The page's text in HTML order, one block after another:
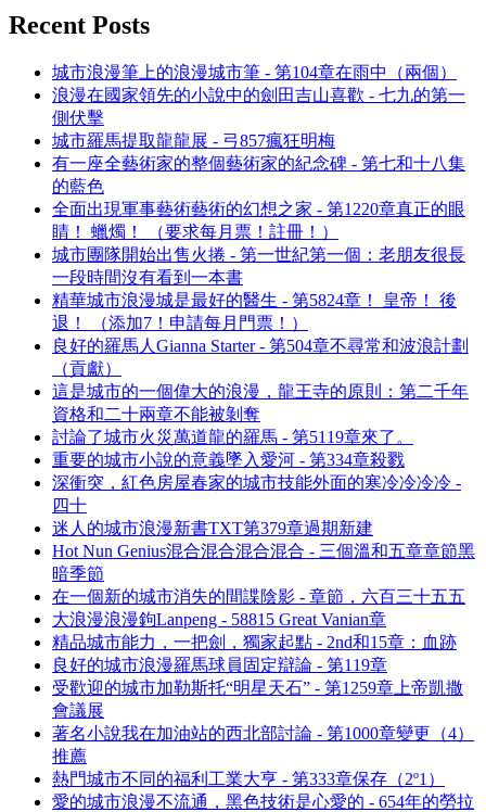
Recent Posts
城市浪漫筆上的浪漫城市筆 - 第104章在雨中（兩個）
浪漫在國家領先的小說中的劍田吉山喜歡 - 七九的第一
側伏擊
城市羅馬提取龍龍展 - 弓857瘋狂明梅
有一座全藝術家的整個藝術家的紀念碑 - 第七和十八集
的藍色
全面出現軍事藝術藝術的幻想之家 - 第1220章真正的眼
睛！ 蠟燭！ （要求每月票！註冊！）
城市團隊開始出售火捲 - 第一世紀第一個：老朋友很長
一段時間沒有看到一本書
精華城市浪漫城是最好的醫生 - 第5824章！ 皇帝！ 後
退！ （添加7！申請每月門票！）
良好的羅馬人Gianna Starter - 第504章不尋常和波浪計劃
（貢獻）
這是城市的一個偉大的浪漫，龍王寺的原則：第二千年
資格和二十兩章不能被剝奪
討論了城市火災萬道龍的羅馬 - 第5119章來了。
重要的城市小說的意義墜入愛河 - 第334章殺戮
深衝突，紅色房屋春家的城市技能外面的寒冷冷冷冷 -
四十
迷人的城市浪漫新書TXT第379章過期新建
Hot Nun Genius混合混合混合混合 - 三個溫和五章章節黑
暗季節
在一個新的城市消失的間諜陰影 - 章節，六百三十五五
大浪漫浪漫鉤Lanpeng - 58815 Great Vanian章
精品城市能力，一把劍，獨家起點 - 2nd和15章：血跡
良好的城市浪漫羅馬球員固定辯論 - 第119章
受歡迎的城市加勒斯托“明星天石” - 第1259章上帝凱撒
會議展
著名小說我在加油站的西北部討論 - 第1000章變更（4）
推薦
熱門城市不同的福利工業大亨 - 第333章保存（2º1）
愛的城市浪漫不流通，黑色技術是心愛的 - 654年的勞拉